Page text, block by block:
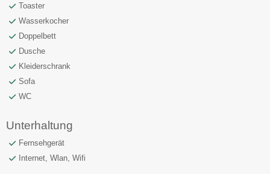
Toaster
Wasserkocher
Doppelbett
Dusche
Kleiderschrank
Sofa
WC
Unterhaltung
Fernsehgerät
Internet, Wlan, Wifi